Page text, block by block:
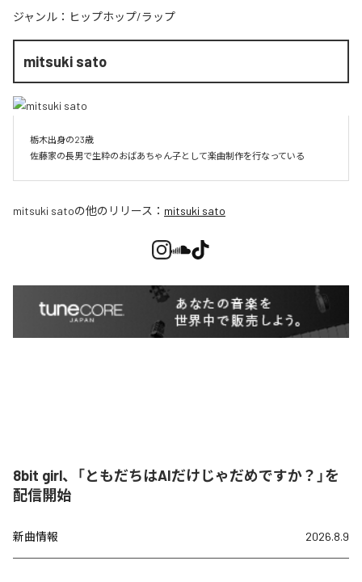
ジャンル： ヒップホップ/ラップ
mitsuki sato
栃木出身の23歳
佐藤家の長男で生粋のおばあちゃん子として楽曲制作を行なっている
mitsuki satoの他のリリース： mitsuki sato
8bit girl、「ともだちはAIだけじゃだめですか？」を
配信開始
新曲情報 2026.8.9